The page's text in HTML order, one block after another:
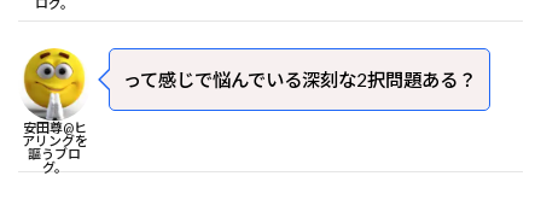
ログ。
安田尊@ヒ
アリングを
謳うブロ
グ。
って感じで悩んでいる深刻な2択問題ある？